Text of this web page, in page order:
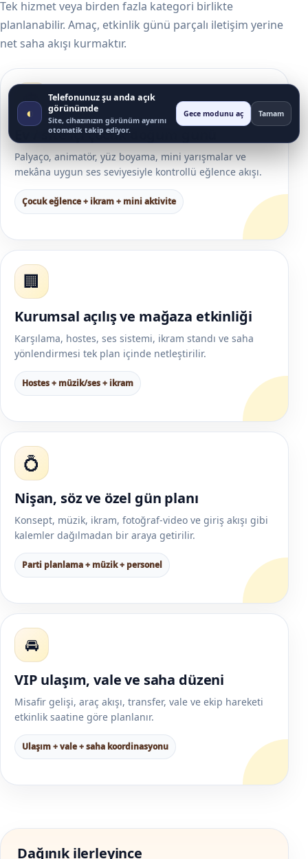
Tek hizmet veya birden fazla kategori birlikte
planlanabilir. Amaç, etkinlik günü parçalı iletişim yerine
net saha akışı kurmaktır.
🎂
Ev / site içi çocuk doğum günü
Palyaço, animatör, yüz boyama, mini yarışmalar ve
mekâna uygun ses seviyesiyle kontrollü eğlence akışı.
Çocuk eğlence + ikram + mini aktivite
🏢
Kurumsal açılış ve mağaza etkinliği
Karşılama, hostes, ses sistemi, ikram standı ve saha
yönlendirmesi tek plan içinde netleştirilir.
Hostes + müzik/ses + ikram
💍
Nişan, söz ve özel gün planı
Konsept, müzik, ikram, fotoğraf-video ve giriş akışı gibi
kalemler dağılmadan bir araya getirilir.
Parti planlama + müzik + personel
🚘
VIP ulaşım, vale ve saha düzeni
Misafir gelişi, araç akışı, transfer, vale ve ekip hareketi
etkinlik saatine göre planlanır.
Ulaşım + vale + saha koordinasyonu
Dağınık ilerleyince
◐
Telefonunuz şu anda açık
görünümde
Site, cihazınızın görünüm ayarını
otomatik takip ediyor.
Gece modunu aç Tamam